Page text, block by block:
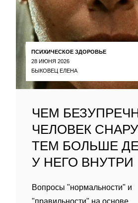
ПСИХИЧЕСКОЕ ЗДОРОВЬЕ
28 ИЮНЯ 2026
БЫКОВЕЦ ЕЛЕНА
ЧЕМ
ЧЕЛОВЕК
ТЕМ БОЛЬШЕ
У НЕГО ВНУТРИ
Вопросы "нормальности" и
"правильности" на основе